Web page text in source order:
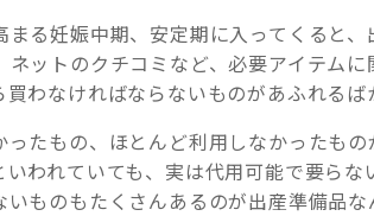
る妊娠中期、安定期に入ってくると、
ットのクチコミなど、必要アイテム
わなければならないものがあふれるば
たもの、ほとんど利用しなかったも
われていても、実は代用可能で要ら
ものもたくさんあるのが出産準備品な